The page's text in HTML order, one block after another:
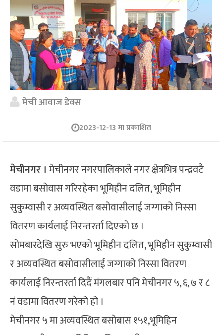
मेची आवाज डेक्स
2023-12-13 मा प्रकाशित
मेचीनगर । मेचीनगर नगरपालिकाले नगर क्षेत्रभित्र पन्द्रवटै
वडामा बसोवास गरिरहेका भूमिहीन दलित, भूमिहीन
सुकुम्वासी र अव्यवस्थित बसोवासीलाई जग्गाको निस्सा
वितरण कार्यलाई निरन्तरर्ता दिएको छ ।
सोमबारदेखि सुरु भएको भूमिहीन दलित, भूमिहीन सुकुम्वासी
र अव्यवस्थित बसोवासीलाई जग्गाको निस्सा वितरण
कार्यलाई निरन्तरर्ता दिदैं मंगलबार पनि मेचीनगर ५, ६, ७ र ८
नं वडामा वितरण गरेको हो ।
मेचीनगर ५ मा अव्यवस्थित बसोबास १५१,भूमिहिन